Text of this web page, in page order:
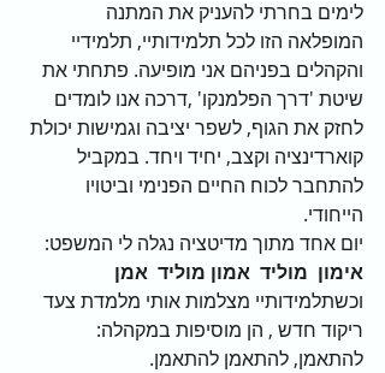
לימים בחרתי להעניק את המתנה
המופלאה הזו לכל תלמידותיי, תלמידיי
והקהלים בפניהם אני מופיעה. פתחתי את
שיטת 'דרך הפלמנקו' ,דרכה אנו לומדים
לחזק את הגוף, לשפר יציבה וגמישות יכולת
קוארדינציה וקצב, יחיד ויחד. במקביל
להתחבר לכוח החיים הפנימי וביטויו
הייחודי.
יום אחד מתוך מדיטציה נגלה לי המשפט:
אימון  מוליד  אמון מוליד  אמן
וכשתלמידותיי מצלמות אותי מלמדת צעד
ריקוד חדש , הן מוסיפות במקהלה:
להתאמן, להתאמן להתאמן.